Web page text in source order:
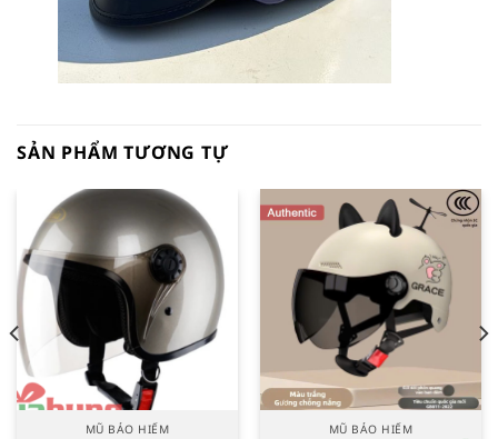
SẢN PHẨM TƯƠNG TỰ
MŨ BẢO HIỂM MŨ BẢO HIỂM